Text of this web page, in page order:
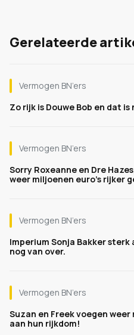
Gerelateerde
Vermogen BN’ers
Zo rijk is Douwe Bob en dat
Vermogen BN’ers
Sorry Roxeanne en Dre
weer miljoenen euro's rijker
Vermogen BN’ers
Imperium Sonja Bakker
nog van over.
Vermogen BN’ers
Suzan en Freek voegen
aan hun rijkdom!